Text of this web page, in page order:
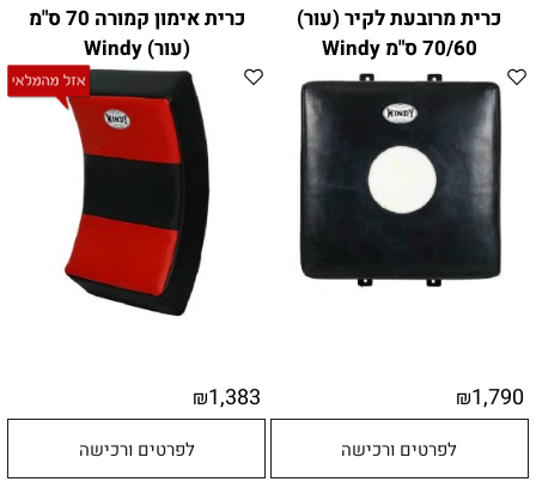
כרית מרובעת לקיר (עור)
70/60 ס"מ Windy
₪1,790
לפרטים ורכישה
כרית אימון קמורה 70 ס"מ
(עור) Windy
₪1,383
לפרטים ורכישה